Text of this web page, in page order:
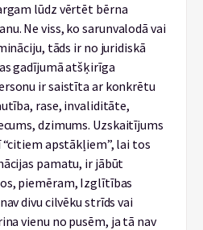
lūdz vērtēt bērna
Ne viss, ko sarunvalodā vai
tāds ir no juridiskā
gadījumā atšķirīga
ir saistīta ar konkrētu
rase, invaliditāte,
dzimums. Uzskaitījums
apstākļiem”, lai tos
pamatu, ir jābūt
piemēram, Izglītības
divu cilvēku strīds vai
vienu no pusēm, ja tā nav